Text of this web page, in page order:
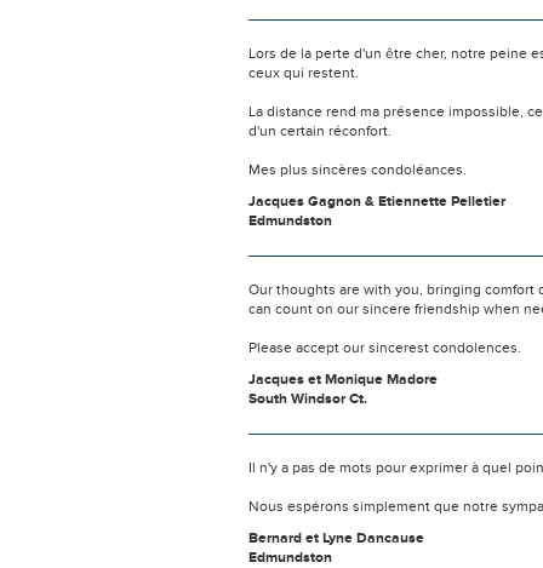
Lors de la perte d'un être cher, notre peine
ceux qui restent.
La distance rend ma présence impossible,
d'un certain réconfort.
Mes plus sincères condoléances.
Jacques Gagnon & Etiennette Pelletier
Edmundston
Our thoughts are with you, bringing comfort
can count on our sincere friendship when
Please accept our sincerest condolences.
Jacques et Monique Madore
South Windsor Ct.
Il n'y a pas de mots pour exprimer à quel
Nous espérons simplement que notre
Bernard et Lyne Dancause
Edmundston